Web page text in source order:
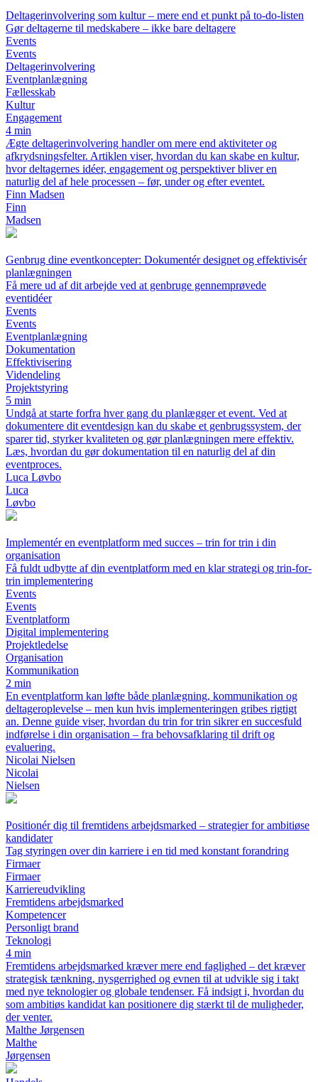
Deltagerinvolvering som kultur – mere end et punkt på to-do-listen
Gør deltagerne til medskabere – ikke bare deltagere
Events
Events
Deltagerinvolvering
Eventplanlægning
Fællesskab
Kultur
Engagement
4 min
Ægte deltagerinvolvering handler om mere end aktiviteter og
afkrydsningsfelter. Artiklen viser, hvordan du kan skabe en kultur,
hvor deltagernes idéer, engagement og perspektiver bliver en
naturlig del af hele processen – før, under og efter eventet.
Finn Madsen
Finn
Madsen
Genbrug dine eventkoncepter: Dokumentér designet og effektivisér
planlægningen
Få mere ud af dit arbejde ved at genbruge gennemprøvede
eventidéer
Events
Events
Eventplanlægning
Dokumentation
Effektivisering
Videndeling
Projektstyring
5 min
Undgå at starte forfra hver gang du planlægger et event. Ved at
dokumentere dit eventdesign kan du skabe et genbrugssystem, der
sparer tid, styrker kvaliteten og gør planlægningen mere effektiv.
Læs, hvordan du gør dokumentation til en naturlig del af din
eventproces.
Luca Løvbo
Luca
Løvbo
Implementér en eventplatform med succes – trin for trin i din
organisation
Få fuldt udbytte af din eventplatform med en klar strategi og trin-for-
trin implementering
Events
Events
Eventplatform
Digital implementering
Projektledelse
Organisation
Kommunikation
2 min
En eventplatform kan løfte både planlægning, kommunikation og
deltageroplevelse – men kun hvis implementeringen gribes rigtigt
an. Denne guide viser, hvordan du trin for trin sikrer en succesfuld
indførelse i din organisation – fra behovsafklaring til drift og
evaluering.
Nicolai Nielsen
Nicolai
Nielsen
Positionér dig til fremtidens arbejdsmarked – strategier for ambitiøse
kandidater
Tag styringen over din karriere i en tid med konstant forandring
Firmaer
Firmaer
Karriereudvikling
Fremtidens arbejdsmarked
Kompetencer
Personligt brand
Teknologi
4 min
Fremtidens arbejdsmarked kræver mere end faglighed – det kræver
strategisk tænkning, nysgerrighed og evnen til at udvikle sig i takt
med nye teknologier og globale tendenser. Få indsigt i, hvordan du
som ambitiøs kandidat kan positionere dig stærkt til de muligheder,
der venter.
Malthe Jørgensen
Malthe
Jørgensen